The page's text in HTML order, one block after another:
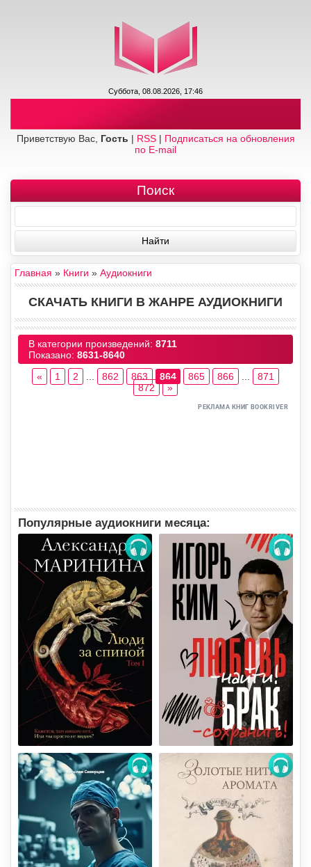
Суббота, 08.08.2026, 17:46
Приветствую Вас, Гость | RSS| Подписаться на обновления
по E-mail
Поиск
Главная » Книги » Аудиокниги
СКАЧАТЬ КНИГИ В ЖАНРЕ АУДИОКНИГИ
В категории произведений: 8711
Показано: 8631-8640
«
1 2 862 863 864 865 866
871
872
»
Популярные аудиокниги месяца: